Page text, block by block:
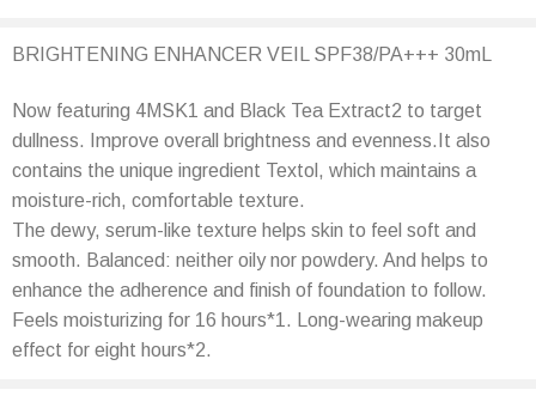
BRIGHTENING ENHANCER VEIL SPF38/PA+++ 30mL
Now featuring 4MSK1 and Black Tea Extract2 to target
dullness. Improve overall brightness and evenness.It also
contains the unique ingredient Textol, which maintains a
moisture-rich, comfortable texture.
The dewy, serum-like texture helps skin to feel soft and
smooth. Balanced: neither oily nor powdery. And helps to
enhance the adherence and finish of foundation to follow.
Feels moisturizing for 16 hours*1. Long-wearing makeup
effect for eight hours*2.